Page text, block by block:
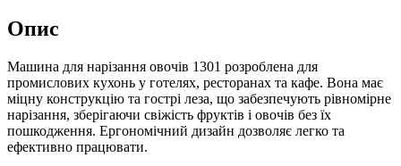
Опис
Машина для нарізання овочів 1301 розроблена для
промислових кухонь у готелях, ресторанах та кафе. Вона має
міцну конструкцію та гострі леза, що забезпечують рівномірне
нарізання, зберігаючи свіжість фруктів і овочів без їх
пошкодження. Ергономічний дизайн дозволяє легко та
ефективно працювати.